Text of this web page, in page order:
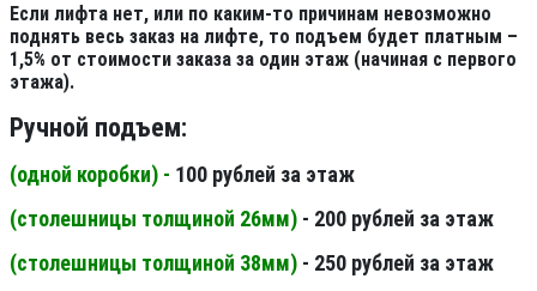
Если лифта нет, или по каким-то причинам невозможно
поднять весь заказ на лифте, то подъем будет платным –
1,5% от стоимости заказа за один этаж (начиная с первого
этажа).
Ручной подъем:
(одной коробки) - 100 рублей за этаж
(столешницы толщиной 26мм) - 200 рублей за этаж
(столешницы толщиной 38мм) - 250 рублей за этаж